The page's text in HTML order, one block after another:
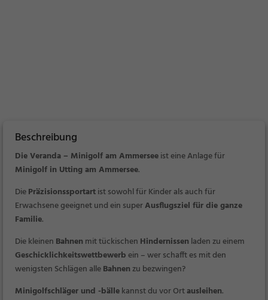
Beschreibung
Die Veranda – Minigolf am Ammerseeist eine Anlage für
Minigolf in Utting am Ammersee.
DiePräzisionssportartist sowohl für Kinder als auch für
Erwachsene geeignet und ein superAusflugsziel für die ganze
Familie.
Die kleinen Bahnen mit tückischen Hindernissen laden zu einem
Geschicklichkeitswettbewerbein – wer schafft es mit den
wenigsten Schlägen alleBahnenzu bezwingen?
Minigolfschläger und -bällekannst du vor Ortausleihen.